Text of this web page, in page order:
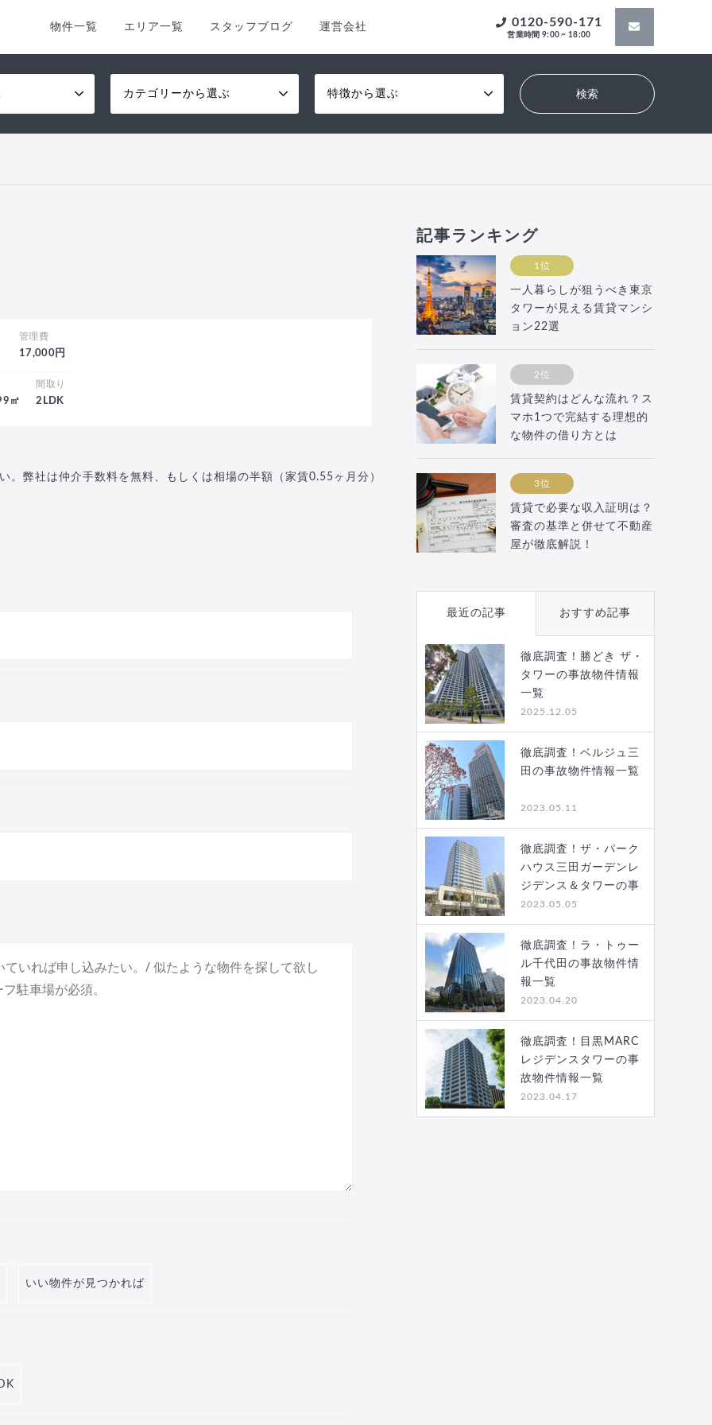
物件一覧 エリア一覧 スタッフブログ 運営会社 0120-590-171
営業時間 9:00 ~ 18:00
カテゴリーから選ぶ 特徴から選ぶ
管理費
17,000円
㎡
間取り
2LDK
。弊社は仲介手数料を無料、もしくは相場の半額（家賃0.55ヶ月分）
いい物件が見つかれば
記事ランキング
1位
一人暮らしが狙うべき東京
タワーが見える賃貸マンシ
ョン22選
2位
賃貸契約はどんな流れ？ス
マホ1つで完結する理想的
な物件の借り方とは
3位
賃貸で必要な収入証明は？
審査の基準と併せて不動産
屋が徹底解説！
最近の記事 おすすめ記事
徹底調査！勝どき ザ・
タワーの事故物件情報
一覧
2025.12.05
徹底調査！ベルジュ三
田の事故物件情報一覧
2023.05.11
徹底調査！ザ・パーク
ハウス三田ガーデンレ
ジデンス＆タワーの事
故…
2023.05.05
徹底調査！ラ・トゥー
ル千代田の事故物件情
報一覧
2023.04.20
徹底調査！目黒MARC
レジデンスタワーの事
故物件情報一覧
2023.04.17